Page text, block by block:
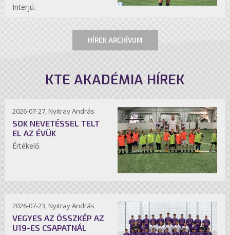
Interjú.
HÍREK ARCHÍVUM
KTE AKADÉMIA HÍREK
2026-07-27, Nyitray András
SOK NEVETÉSSEL TELT
EL AZ ÉVÜK
Értékelő.
2026-07-23, Nyitray András
VEGYES AZ ÖSSZKÉP AZ
U19-ES CSAPATNÁL